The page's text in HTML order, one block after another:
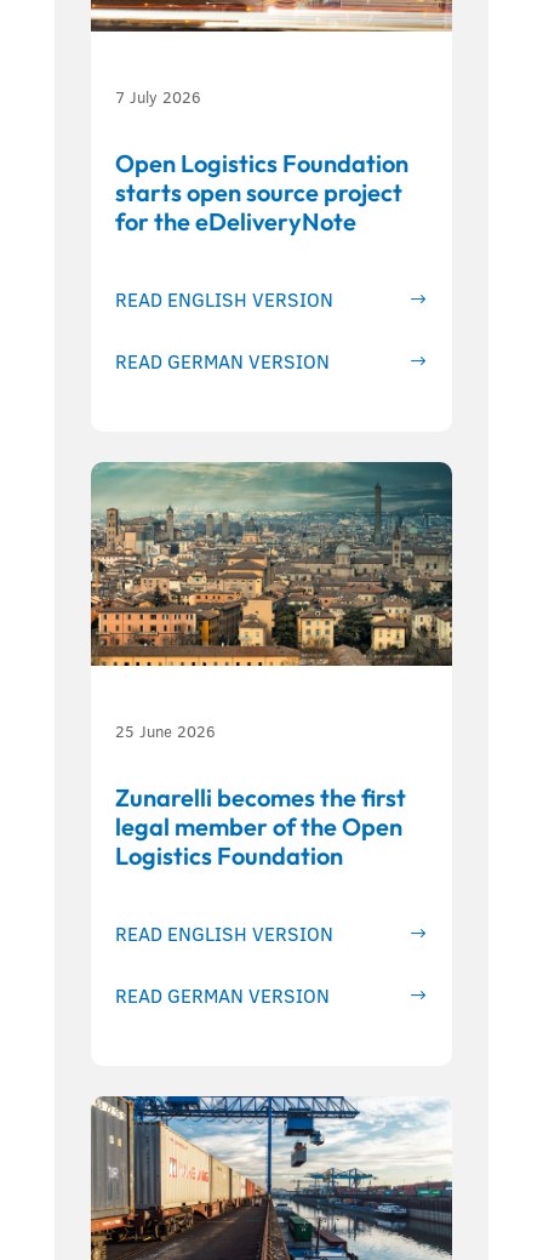
7 July 2026
Open Logistics Foundation
starts open source project
for the eDeliveryNote
READ ENGLISH VERSION
READ GERMAN VERSION
25 June 2026
Zunarelli becomes the first
legal member of the Open
Logistics Foundation
READ ENGLISH VERSION
READ GERMAN VERSION